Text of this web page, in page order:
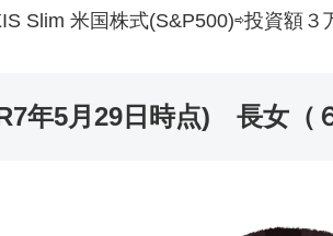
Slim 米国株式(S&P500)⇨投資額３
年5月29日時点) 長女（６